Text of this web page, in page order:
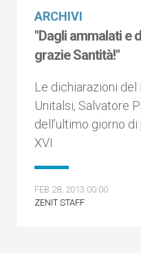
ARCHIVI
"Dagli ammalati e
grazie Santità!"
Le dichiarazioni
Unitalsi, Salvatore
dell’ultimo giorno
XVI
FEB 28, 2013 00:00
ZENIT STAFF